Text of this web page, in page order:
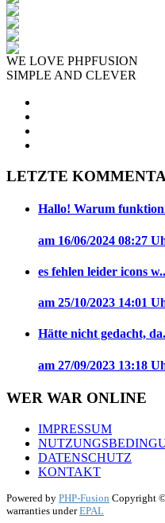
WE LOVE PHPFUSION
SIMPLE AND CLEVER
LETZTE
Hallo! Warum
am 16/06/2024 08:27
es fehlen leider icons
am 25/10/2023 14:01
Hätte nicht gedacht,
am 27/09/2023 13:18
WER WAR ONLINE
IMPRESSUM
DATENSCHUTZ
KONTAKT
Powered by PHP-Fusion Copyright
warranties underEPAL